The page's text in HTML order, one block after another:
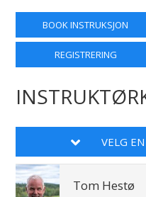
BOOK INSTRUKSJON
REGISTRERING
VELG
Tom Hestø